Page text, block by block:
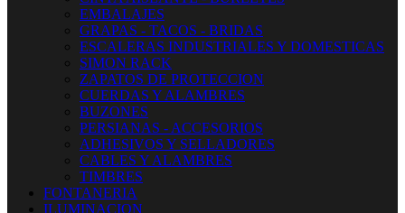
EMBALAJES
GRAPAS - TACOS - BRIDAS
ESCALERAS INDUSTRIALES Y DOMESTICAS
SIMON RACK
ZAPATOS DE PROTECCION
CUERDAS Y ALAMBRES
BUZONES
PERSIANAS - ACCESORIOS
ADHESIVOS Y SELLADORES
CABLES Y ALAMBRES
TIMBRES
FONTANERIA
ILUMINACION